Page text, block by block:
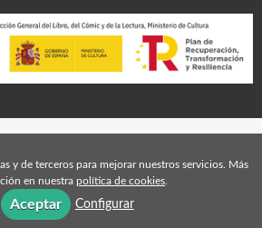
y de terceros para mejorar nuestros servicios. Más
en nuestra política de cookies
Aceptar Configurar